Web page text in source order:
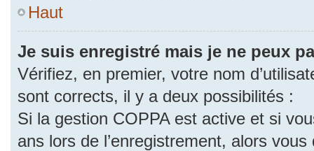
Haut
Je suis enregistré mais je ne peux
Vérifiez, en premier, votre nom
sont corrects, il y a deux possibilités :
Si la gestion COPPA est active et si
ans lors de l’enregistrement, alors